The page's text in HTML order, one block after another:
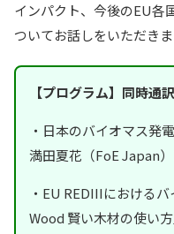
インパクト、今後のEU各
ついてお話しをいただきま
【プログラム】同時通
・日本のバイオマス発
満田夏花（FoE Japan
・EU REDIIIにおける
Wood 賢い木材の使い